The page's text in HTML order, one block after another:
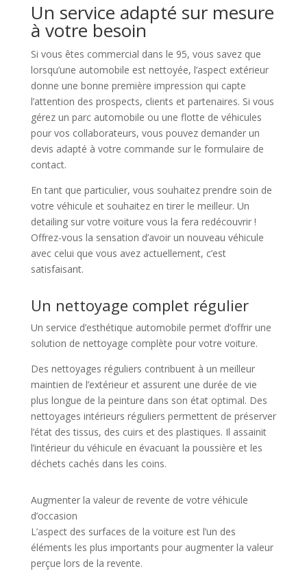
Un service adapté sur mesure
à votre besoin
Si vous êtes commercial dans le 95, vous savez que
lorsqu’une automobile est nettoyée, l’aspect extérieur
donne une bonne première impression qui capte
l’attention des prospects, clients et partenaires. Si vous
gérez un parc automobile ou une flotte de véhicules
pour vos collaborateurs, vous pouvez demander un
devis adapté à votre commande sur le formulaire de
contact.
En tant que particulier, vous souhaitez prendre soin de
votre véhicule et souhaitez en tirer le meilleur. Un
detailing sur votre voiture vous la fera redécouvrir !
Offrez-vous la sensation d’avoir un nouveau véhicule
avec celui que vous avez actuellement, c’est
satisfaisant.
Un nettoyage complet régulier
Un service d’esthétique automobile permet d’offrir une
solution de nettoyage complète pour votre voiture.
Des nettoyages réguliers contribuent à un meilleur
maintien de l’extérieur et assurent une durée de vie
plus longue de la peinture dans son état optimal. Des
nettoyages intérieurs réguliers permettent de préserver
l’état des tissus, des cuirs et des plastiques. Il assainit
l’intérieur du véhicule en évacuant la poussière et les
déchets cachés dans les coins.
Augmenter la valeur de revente de votre véhicule
d’occasion
L’aspect des surfaces de la voiture est l’un des
éléments les plus importants pour augmenter la valeur
perçue lors de la revente.